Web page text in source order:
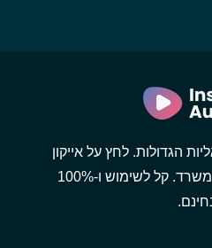
הגדולות. לחץ על אייקון
הרדיו והאזן בבית או במשרד. קל לשימוש ו-100%